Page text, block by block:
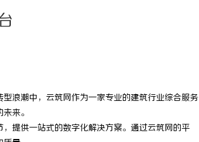
浪潮中，云筑网作为一家专业的建筑行业综合服务
来。
提供一站式的数字化解决方案。通过云筑网的平